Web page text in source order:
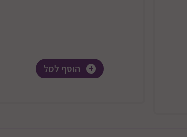
הוסף לסל